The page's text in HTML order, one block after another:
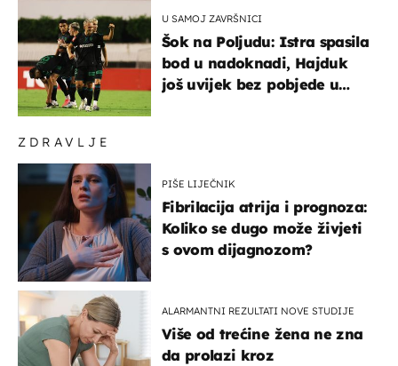
ZDRAVLJE
PIŠE LIJEČNIK
Fibrilacija atrija i prognoza:
Koliko se dugo može živjeti
s ovom dijagnozom?
ALARMANTNI REZULTATI NOVE STUDIJE
Više od trećine žena ne zna
da prolazi kroz
U SAMOJ ZAVRŠNICI
Šok na Poljudu: Istra spasila
bod u nadoknadi, Hajduk
još uvijek bez pobjede u